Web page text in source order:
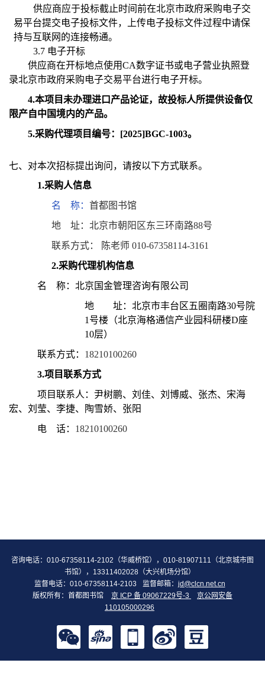
供应商应于投标截止时间前在北京市政府采购电子交
易平台提交电子投标文件，上传电子投标文件过程中请保
持与互联网的连接畅通。
3.7 电子开标
供应商在开标地点使用CA数字证书或电子营业执照登
录北京市政府采购电子交易平台进行电子开标。
4.本项目未办理进口产品论证，故投标人所提供设备仅
限产自中国境内的产品。
5.采购代理项目编号：[2025]BGC-1003。
七、对本次招标提出询问，请按以下方式联系。
1.采购人信息
名 称： 首都图书馆
地 址：北京市朝阳区东三环南路88号
联系方式： 陈老师 010-67358114-3161
2.采购代理机构信息
名 称：北京国金管理咨询有限公司
地 址：北京市丰台区五圈南路30号院
1号楼（北京海格通信产业园科研楼D座
10层）
联系方式： 18210100260
3.项目联系方式
项目联系人：尹树鹏、刘佳、刘博威、张杰、宋海
宏、刘莹、李捷、陶雪娇、张阳
电 话： 18210100260
咨询电话：010-67358114-2102（华威桥馆），010-81907111（北京城市图
书馆），13311402028（大兴机场分馆）
监督电话：010-67358114-2103
监督邮箱： jd@clcn.net.cn
版权所有：首都图书馆
京 ICP 备 09067229号-3
京公网安备
110105000296